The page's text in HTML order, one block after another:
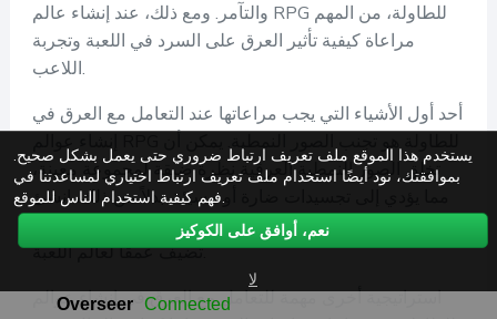
والتآمر. ومع ذلك، عند إنشاء عالم RPG للطاولة، من المهم
مراعاة كيفية تأثير العرق على السرد في اللعبة وتجربة
اللاعب.
أحد أول الأشياء التي يجب مراعاتها عند التعامل مع العرق في
تخلق الصور النمطية العرقية نظرة ضيقة لمجموعة معينة،
مما يؤدي إلى تجسيدات ضارة أو مسيئة. بدلاً من ذلك، انشئ
خلفيات عرقية متنوعة ومعقدة، مع ثقافات وتاريخ فريدة
تضيف عمقاً لعالم اللعبة.
استراتيجية أخرى مهمة للتعامل مع العرق في إنشاء عوالم
يستخدم هذا الموقع ملف تعريف ارتباط ضروري حتى يعمل بشكل صحيح.
بموافقتك، نود أيضًا استخدام ملف تعريف ارتباط اختياري لمساعدتنا في
فهم كيفية استخدام الناس للموقع.
نعم، أوافق على الكوكيز
لا